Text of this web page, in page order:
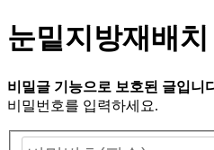
눈밑지방재배
비밀글 기능으로 보호된 글입니
비밀번호를 입력하세요.